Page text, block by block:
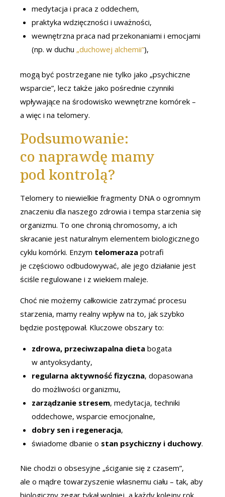
medytacja i praca z oddechem,
praktyka wdzięczności i uważności,
wewnętrzna praca nad przekonaniami i emocjami
(np. w duchu „duchowej alchemii”),
mogą być postrzegane nie tylko jako „psychiczne
wsparcie”, lecz także jako pośrednie czynniki
wpływające na środowisko wewnętrzne komórek –
a więc i na telomery.
Podsumowanie:
co naprawdę mamy
pod kontrolą?
Telomery to niewielkie fragmenty DNA o ogromnym
znaczeniu dla naszego zdrowia i tempa starzenia się
organizmu. To one chronią chromosomy, a ich
skracanie jest naturalnym elementem biologicznego
cyklu komórki. Enzym telomeraza potrafi
je częściowo odbudowywać, ale jego działanie jest
ściśle regulowane i z wiekiem maleje.
Choć nie możemy całkowicie zatrzymać procesu
starzenia, mamy realny wpływ na to, jak szybko
będzie postępował. Kluczowe obszary to:
zdrowa, przeciwzapalna dietabogata
w antyoksydanty,
regularna aktywność fizyczna, dopasowana
do możliwości organizmu,
zarządzanie stresem, medytacja, techniki
oddechowe, wsparcie emocjonalne,
dobry sen i regeneracja,
świadome dbanie o stan psychiczny i duchowy.
Nie chodzi o obsesyjne „ściganie się z czasem”,
ale o mądre towarzyszenie własnemu ciału – tak, aby